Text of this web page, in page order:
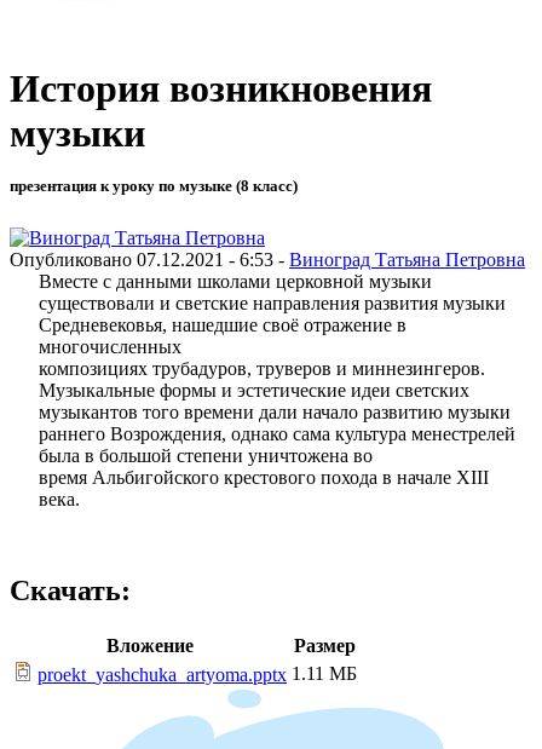
История возникновения
музыки
презентация к уроку по музыке (8 класс)
Опубликовано 07.12.2021 - 6:53 - Виноград Татьяна Петровна
Вместе с данными школами церковной музыки
существовали и светские направления развития музыки
Средневековья, нашедшие своё отражение в
многочисленных
композициях трубадуров, труверов и миннезингеров.
Музыкальные формы и эстетические идеи светских
музыкантов того времени дали начало развитию музыки
раннего Возрождения, однако сама культура менестрелей
была в большой степени уничтожена во
время Альбигойского крестового похода в начале XIII
века.
Скачать:
Вложение
Размер
proekt_yashchuka_artyoma.pptx 1.11 МБ